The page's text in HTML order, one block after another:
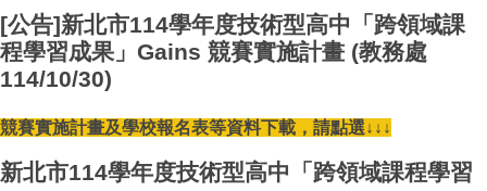
[公告]新北市114學年度技術型高中「跨領域課
程學習成果」Gains 競賽實施計畫 (教務處
114/10/30)
競賽實施計畫及學校報名表等資料下載，請點選↓↓↓
新北市114學年度技術型高中「跨領域課程學習